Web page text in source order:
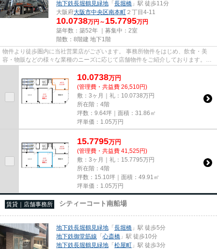
地下鉄長堀鶴見緑地 「長堀橋 」駅 徒歩11分
大阪府大阪市中央区南本町 ２丁目4-11
10.0738万円～ 15.7795万円
築年数：築52年 ｜募集中： 2室
階数：8階建 地下1階
物件より徒歩圏内に当社営業店がございます。 事務所物件をはじめ、飲食・美
容・物販などの様々な業種のニーズに応じて店舗物件をご紹介しております。
尚、弊社ではおとり広告は一切...
10.0738万円
(管理費・共益費 26,510円)
敷：3ヶ月｜礼：10.0738万円
所在階：4階
坪数：9.64坪｜面積：31.86㎡
坪単価： 1.05万円
15.7795万円
(管理費・共益費 41,525円)
敷：3ヶ月｜礼：15.7795万円
所在階：4階
坪数：15.10坪｜面積：49.91㎡
坪単価： 1.05万円
賃貸｜店舗事務所 シティーコート南船場
地下鉄長堀鶴見緑地 「長堀橋 」駅 徒歩5分
地下鉄御堂筋線 「心斎橋 」駅 徒歩10分
地下鉄長堀鶴見緑地 「松屋町 」駅 徒歩3分